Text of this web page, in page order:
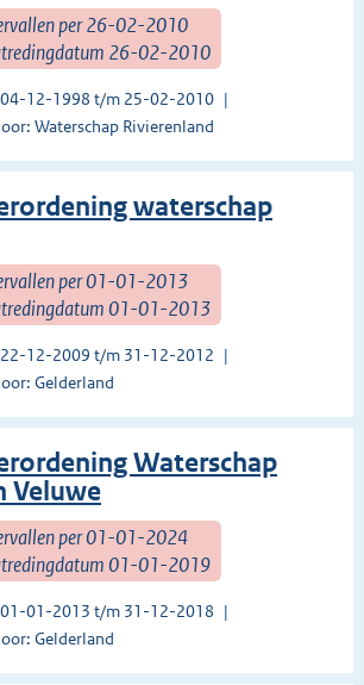
per 26-02-2010
26-02-2010
04-12-1998 t/m 25-02-2010
Waterschap Rivierenland
waterschap
per 01-01-2013
01-01-2013
22-12-2009 t/m 31-12-2012
Gelderland
Waterschap
Veluwe
per 01-01-2024
01-01-2019
01-01-2013 t/m 31-12-2018
Gelderland